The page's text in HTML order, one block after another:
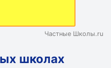
Частные Школы.ru
школах